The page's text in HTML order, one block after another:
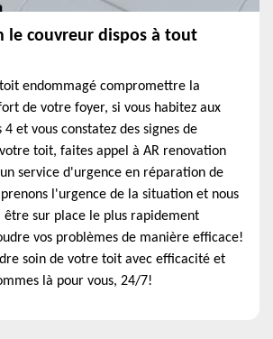
le couvreur dispos à tout
toit endommagé compromettre la
de votre foyer, si vous habitez aux
et vous constatez des signes de
toit, faites appel à AR renovation
service d'urgence en réparation de
l'urgence de la situation et nous
être sur place le plus rapidement
vos problèmes de manière efficace!
soin de votre toit avec efficacité et
là pour vous, 24/7!